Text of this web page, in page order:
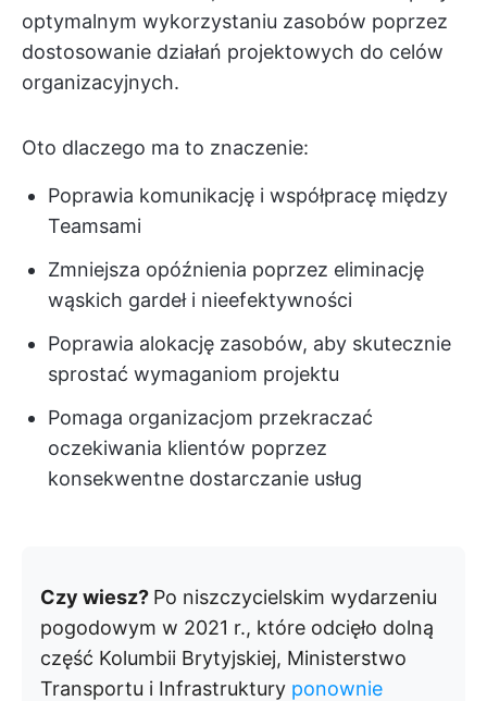
optymalnym wykorzystaniu zasobów poprzez
dostosowanie działań projektowych do celów
organizacyjnych.
Oto dlaczego ma to znaczenie:
Poprawia komunikację i współpracę między
Teamsami
Zmniejsza opóźnienia poprzez eliminację
wąskich gardeł i nieefektywności
Poprawia alokację zasobów, aby skutecznie
sprostać wymaganiom projektu
Pomaga organizacjom przekraczać
oczekiwania klientów poprzez
konsekwentne dostarczanie usług
Czy wiesz? Po niszczycielskim wydarzeniu
pogodowym w 2021 r., które odcięło dolną
część Kolumbii Brytyjskiej, Ministerstwo
Transportu i Infrastruktury ponownie